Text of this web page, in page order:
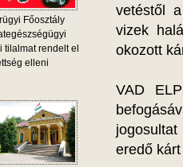
Főosztály
rendelt el
elleni
vetéstől
vizek
okozott
VAD
eredő